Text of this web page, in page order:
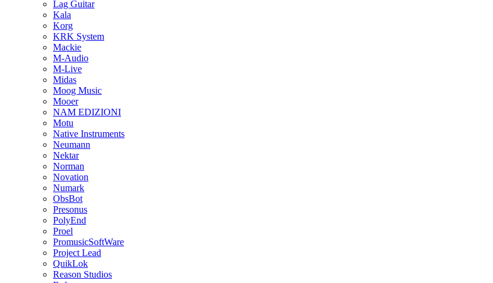
Lag Guitar
Kala
Korg
KRK System
Mackie
M-Audio
M-Live
Midas
Moog Music
Mooer
NAM EDIZIONI
Motu
Native Instruments
Neumann
Nektar
Norman
Novation
Numark
ObsBot
Presonus
PolyEnd
Proel
PromusicSoftWare
Project Lead
QuikLok
Reason Studios